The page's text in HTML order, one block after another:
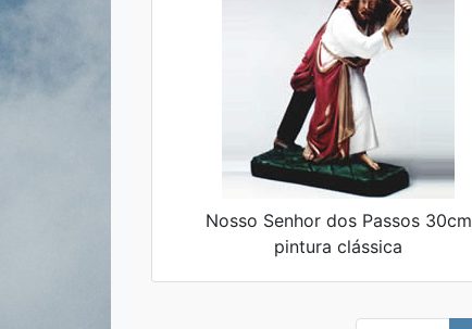
Nosso Senhor dos Passos 30cm
pintura clássica